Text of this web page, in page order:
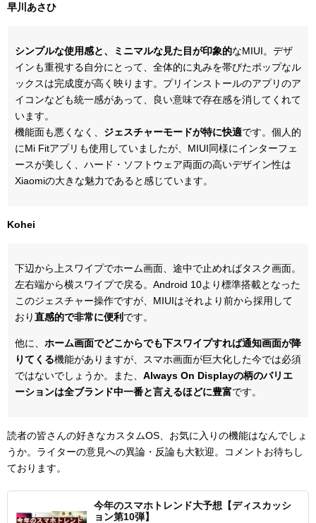
早川あさひ
シンプルな使用感と、ミニマルな見た目が印象的なMIUI。デザ
インも重視する自分にとって、全体的に丸みを帯びたポップなル
ックスは完成度が高く映ります。プリインストールのアプリのア
イコンなども統一感があって、良い意味で存在感を消してくれて
います。
機能面も悪くなく、 ジェスチャーモードが特に快適です。 個人的
にMi Fitアプリも使用していましたが、MIUI同様にインターフェ
ースが美しく、ハード・ソフトウェア両面の高いデザイン性は
Xiaomiの大きな魅力であると感じています。
Kohei
下辺から上スワイプでホーム画面、途中で止めればタスク画面。
左右端から横スワイプで戻る。Android 10より標準搭載となった
このジェスチャー操作ですが、MIUIはそれより前から採用して
おり直感的で非常に便利です。
他に、 ホーム画面でどこからでも下スワイプすれば通知画面が降
りてくる機能がありますが、スマホ画面が巨大化した今では必須
ではないでしょうか。また、 Always On Displayの柄のバリエ
ーションは全ブランド中一番と言えるほどに豊富です。
読者の皆さんの好きなカスタムOS、お気に入りの機能はなんでしょ
うか。ライターの意見への異論・反論も大歓迎。コメントお待ちし
ております。
今年のスマホトレンド大予想【ディスカッシ
ョン第10弾】